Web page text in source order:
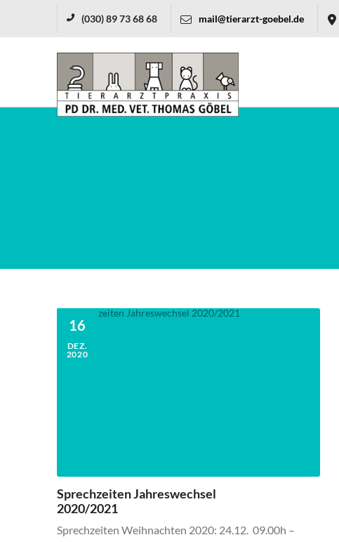
(030) 89 73 68 68 mail@tierarzt-goebel.de
16
DEZ.
2020
Sprechzeiten Jahreswechsel
2020/2021
Sprechzeiten Weihnachten 2020: 24.12. 09.00h –